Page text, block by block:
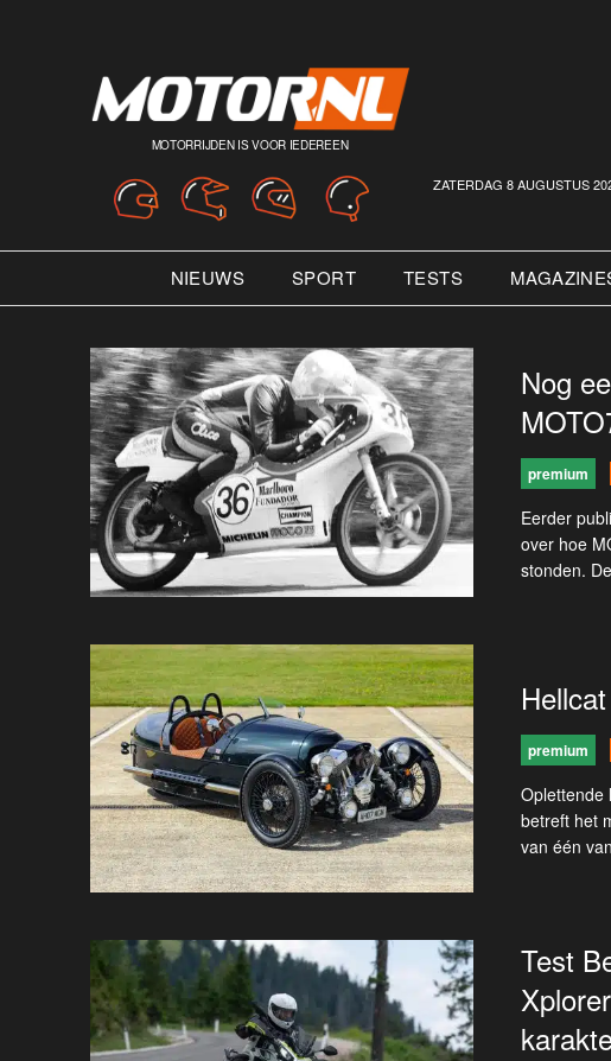
MOTORRIJDEN IS VOOR IEDEREEN
ZATERDAG 8 AUGUSTUS
NIEUWS SPORT TESTS
Nog
premium
Eerder
over hoe
stonden.
premium
Oplettende
betreft het
van één
Test